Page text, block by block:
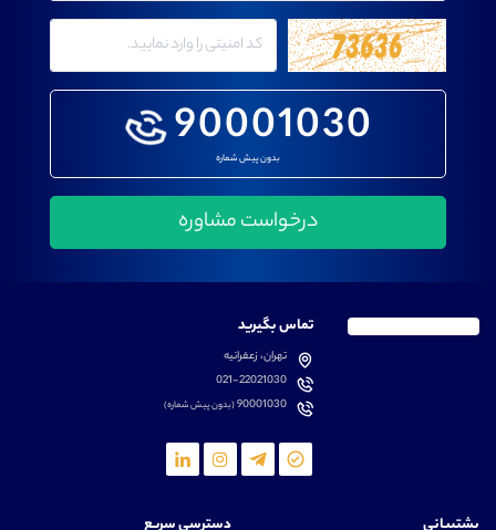
90001030
بدون پیش شماره
تماس بگیرید
تهران، زعفرانیه
021-22021030
90001030(بدون پیش شماره)
پشتیبانی دسترسی سریع